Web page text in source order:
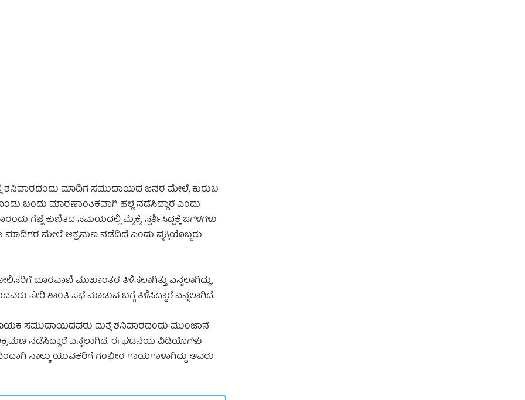
ಶನಿವಾರದಂದು ಮಾದಿಗ ಸಮುದಾಯದ ಜನರ ಮೇಲೆ, ಕುರುಬ
ಬಂದು ಮಾರಣಾಂತಿಕವಾಗಿ ಹಲ್ಲೆ ನಡೆಸಿದ್ದಾರೆ ಎಂದು
ಗೆಜ್ಜೆ ಕುಣಿತದ ಸಮಯದಲ್ಲಿ ಮೈಕೈ ಸ್ಪರ್ಶಿಸಿದ್ದಕ್ಕೆ ಜಗಳಗಳು
ಮಾದಿಗರ ಮೇಲೆ ಆಕ್ರಮಣ ನಡೆದಿದೆ ಎಂದು ವ್ಯಕ್ತಿಯೊಬ್ಬರು
ದೂರವಾಣಿ ಮುಖಾಂತರ ತಿಳಿಸಲಾಗಿತ್ತು ಎನ್ನಲಾಗಿದ್ದು,
ಸೇರಿ ಶಾಂತಿ ಸಭೆ ಮಾಡುವ ಬಗ್ಗೆ ತಿಳಿಸಿದ್ದಾರೆ ಎನ್ನಲಾಗಿದೆ.
ನಾಯಕ ಸಮುದಾಯದವರು ಮತ್ತೆ ಶನಿವಾರದಂದು ಮುಂಜಾನೆ
ನಡೆಸಿದ್ದಾರೆ ಎನ್ನಲಾಗಿದೆ. ಈ ಘಟನೆಯ ವಿಡಿಯೊಗಳು
ನಾಲ್ಕು ಯುವಕರಿಗೆ ಗಂಭೀರ ಗಾಯಗಾಳಾಗಿದ್ದು ಅವರು